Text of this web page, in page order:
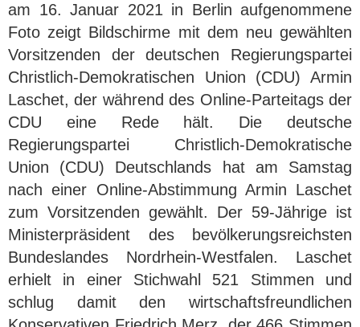
am 16. Januar 2021 in Berlin aufgenommene
Foto zeigt Bildschirme mit dem neu gewählten
Vorsitzenden der deutschen Regierungspartei
Christlich-Demokratischen Union (CDU) Armin
Laschet, der während des Online-Parteitags der
CDU eine Rede hält. Die deutsche
Regierungspartei Christlich-Demokratische
Union (CDU) Deutschlands hat am Samstag
nach einer Online-Abstimmung Armin Laschet
zum Vorsitzenden gewählt. Der 59-Jährige ist
Ministerpräsident des bevölkerungsreichsten
Bundeslandes Nordrhein-Westfalen. Laschet
erhielt in einer Stichwahl 521 Stimmen und
schlug damit den wirtschaftsfreundlichen